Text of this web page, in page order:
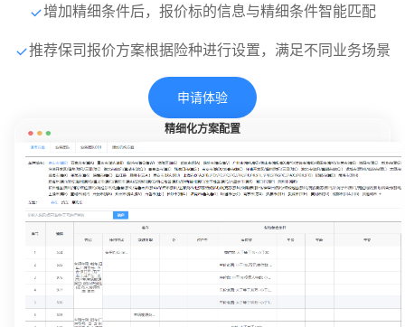
增加精细条件后，报价标的信息与精细条件智能匹配
推荐保司报价方案根据险种进行设置，满足不同业务场景
申请体验
精细化方案配置